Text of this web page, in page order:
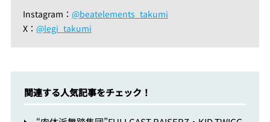
Instagram： @beatelements_takumi
X： @legi_takumi
関連する人気記事をチェック！